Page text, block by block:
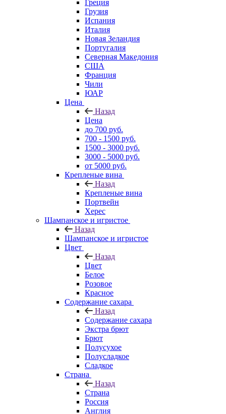
Греция
Грузия
Испания
Италия
Новая Зеландия
Португалия
Северная Македония
США
Франция
Чили
ЮАР
Цена
Назад
Цена
до 700 руб.
700 - 1500 руб.
1500 - 3000 руб.
3000 - 5000 руб.
от 5000 руб.
Крепленые вина
Назад
Крепленые вина
Портвейн
Херес
Шампанское и игристое
Назад
Шампанское и игристое
Цвет
Назад
Цвет
Белое
Розовое
Красное
Содержание сахара
Назад
Содержание сахара
Экстра брют
Брют
Полусухое
Полусладкое
Сладкое
Страна
Назад
Страна
Россия
Англия